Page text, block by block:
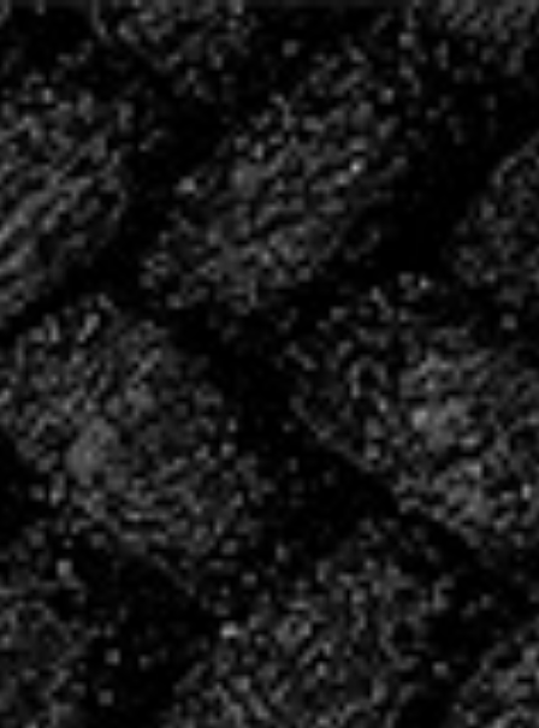
20 ANS D’HISTOIRE,
ÉCRIVONS LA SUITE
ENSEMBLE
2004 – 2024
INSCRIVEZ
VOUS POUR LA